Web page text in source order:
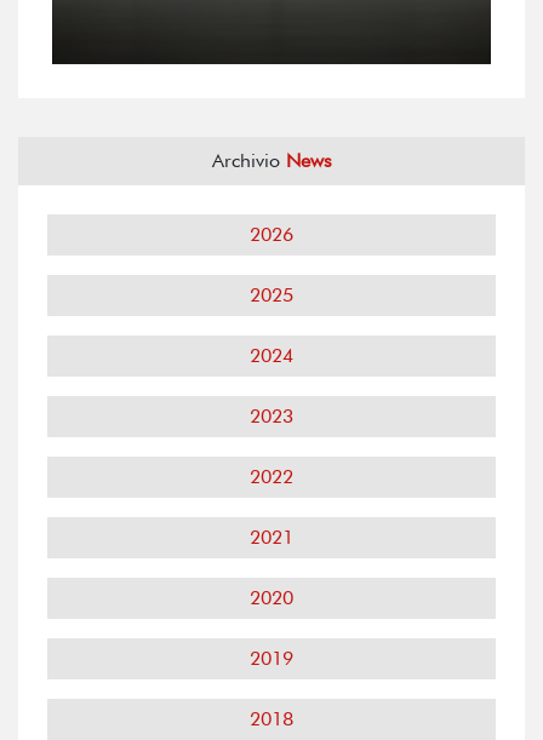
Archivio News
2026
2025
2024
2023
2022
2021
2020
2019
2018